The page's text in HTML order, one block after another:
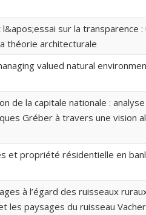
sur la transparence
théorie architecturale
valued natural
de la capitale nationale :
Gréber à travers une vision
et propriété résidentielle en
à l’égard des ruisseaux
les paysages du ruisseau Vacher